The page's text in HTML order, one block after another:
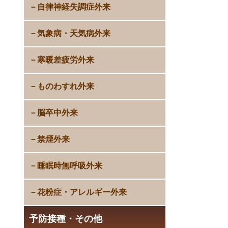
自律神経失調症外来
気象病・天気病外来
寒暖差疲労外来
ものわすれ外来
脳卒中外来
禁煙外来
睡眠時無呼吸外来
花粉症・アレルギー外来
予防接種・その他